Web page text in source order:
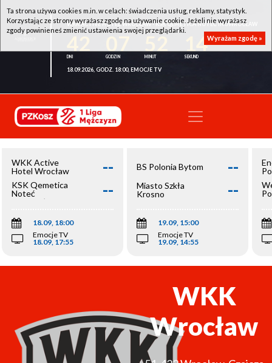
WKK ACTIVE HOTEL WROCŁAW - KSK QEMETICA NOTEĆ INOWROCŁAW
14
18.09.2026, GODZ. 18:00, EMOCJE TV
WKK Active
Hotel Wrocław
--
KSK Qemetica
Noteć
Inowrocław
--
18.09, 18:00
Emocje TV
18.09, 17:55
BS Polonia Bytom --
Miasto Szkła
Krosno
--
19.09, 15:00
Emocje TV
19.09, 14:55
WKK
Wrocław
Ta strona używa cookies m.in. w celach: świadczenia usług, reklamy, statystyk.
Korzystając ze strony wyrażasz zgodę na używanie cookie. Jeżeli nie wyrażasz
zgody powinieneś zmienić ustawienia swojej przeglądarki.
Wyrażam zgodę »